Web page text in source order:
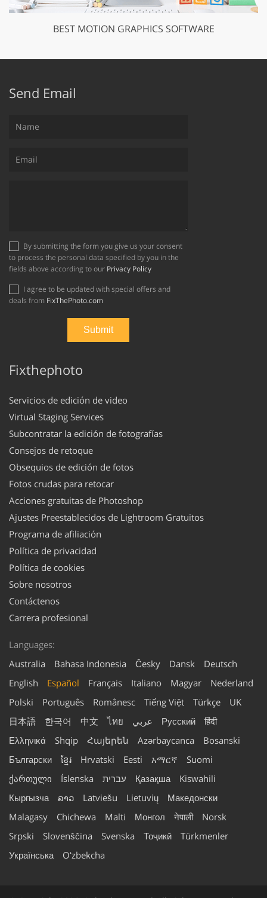
BEST MOTION GRAPHICS SOFTWARE
Send Email
to process the personal data specified by you in the
fields above according to our Privacy Policy
deals from FixThePhoto.com
Fixthephoto
Servicios de edición de video
Virtual Staging Services
Subcontratar la edición de fotografías
Consejos de retoque
Obsequios de edición de fotos
Fotos crudas para retocar
Acciones gratuitas de Photoshop
Ajustes Preestablecidos de Lightroom Gratuitos
Programa de afiliación
Política de privacidad
Política de cookies
Sobre nosotros
Contáctenos
Carrera profesional
Languages:
Australia
Bahasa Indonesia Česky Dansk
Deutsch
English
Español Français Italiano Magyar
Nederland
Polski
Português Românesc Tiếng Việt Türkçe
UK
日本語
한국어 中文 ไทย عربي Русский
हिंदी
Ελληνικά
Shqip Հայերեն Azərbaycanca
Bosanski
Български
ខ្មែរ Hrvatski Eesti አማርኛ
Suomi
ქართული
Íslenska עברית Қазақша
Kiswahili
Кыргызча
ລາວ Latviešu Lietuvių
Македонски
Malagasy
Chichewa Malti Монгол नेपाली
Norsk
Srpski
Slovenščina Svenska Тоҷикӣ
Türkmenler
Українська
Oʻzbekcha